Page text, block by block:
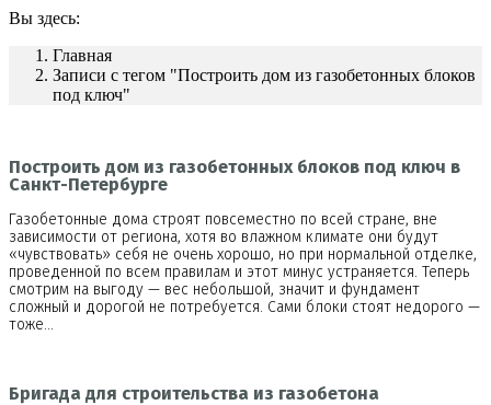
Вы здесь:
Главная
Записи с тегом "Построить дом из газобетонных блоков
под ключ"
Построить дом из газобетонных блоков под ключ в
Санкт-Петербурге
Газобетонные дома строят повсеместно по всей стране, вне
зависимости от региона, хотя во влажном климате они будут
«чувствовать» себя не очень хорошо, но при нормальной отделке,
проведенной по всем правилам и этот минус устраняется. Теперь
смотрим на выгоду — вес небольшой, значит и фундамент
сложный и дорогой не потребуется. Сами блоки стоят недорого —
тоже…
Бригада для строительства из газобетона